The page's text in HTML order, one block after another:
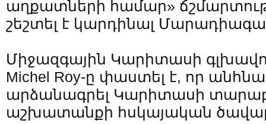
աղքատների համար»
շեշտել է կարդինալ
Միջազգային Կարիտասի
Michel Roy-ը փաստել է, որ
արձանագրել Կարիտասի
աշխատանքի հսկայական